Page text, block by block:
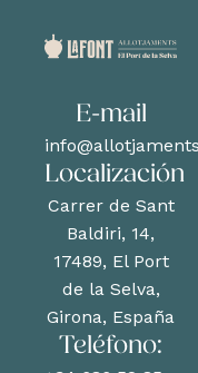
E-mail
Localización
Carrer de Sant
Baldiri, 14,
17489, El Port
de la Selva,
Girona, España
Teléfono: